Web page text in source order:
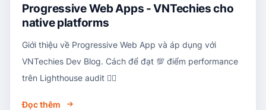
Progressive Web Apps - VNTechies cho
native platforms
Giới thiệu về Progressive Web App và áp dụng với
VNTechies Dev Blog. Cách để đạt 💯 điểm performance
trên Lighthouse audit ❤️‍🔥
Đọc thêm